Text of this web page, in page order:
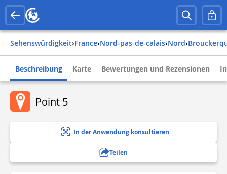
Sehenswürdigkeit› france› nord-pas-de-calais› nord›
Beschreibung Karte Bewertungen und Rezensionen
Point 5
In der Anwendung konsultieren
Teilen